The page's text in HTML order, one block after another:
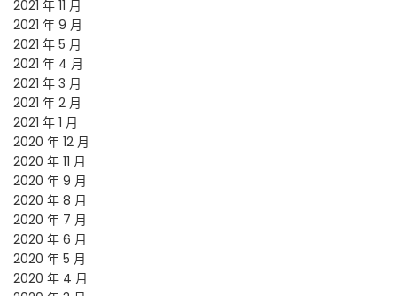
2021 年 11 月
2021 年 9 月
2021 年 5 月
2021 年 4 月
2021 年 3 月
2021 年 2 月
2021 年 1 月
2020 年 12 月
2020 年 11 月
2020 年 9 月
2020 年 8 月
2020 年 7 月
2020 年 6 月
2020 年 5 月
2020 年 4 月